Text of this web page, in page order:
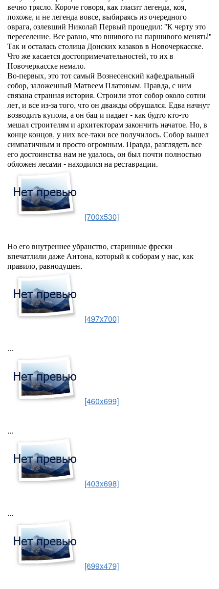
вечно трясло. Короче говоря, как гласит легенда, коя,
похоже, и не легенда вовсе, выбираясь из очередного
оврага, озлевший Николай Первый процедил: "К черту это
переселение. Все равно, что вшивого на паршивого менять!"
Так и осталась столица Донских казаков в Новочеркасске.
Что же касается достопримечательностей, то их в
Новочеркасске немало.
Во-первых, это тот самый Вознесенский кафедральный
собор, заложенный Матвеем Платовым. Правда, с ним
связана странная история. Строили этот собор около сотни
лет, и все из-за того, что он дважды обрушался. Едва начнут
возводить купола, а он бац и падает - как будто кто-то
мешал строителям и архитекторам закончить начатое. Но, в
конце концов, у них все-таки все получилось. Собор вышел
симпатичным и просто огромным. Правда, разглядеть все
его достоинства нам не удалось, он был почти полностью
обложен лесами - находился на реставрации.
[700x530]
Но его внутреннее убранство, старинные фрески
впечатлили даже Антона, который к соборам у нас, как
правило, равнодушен.
[497x700]
...
[460x699]
...
[403x698]
...
[699x479]